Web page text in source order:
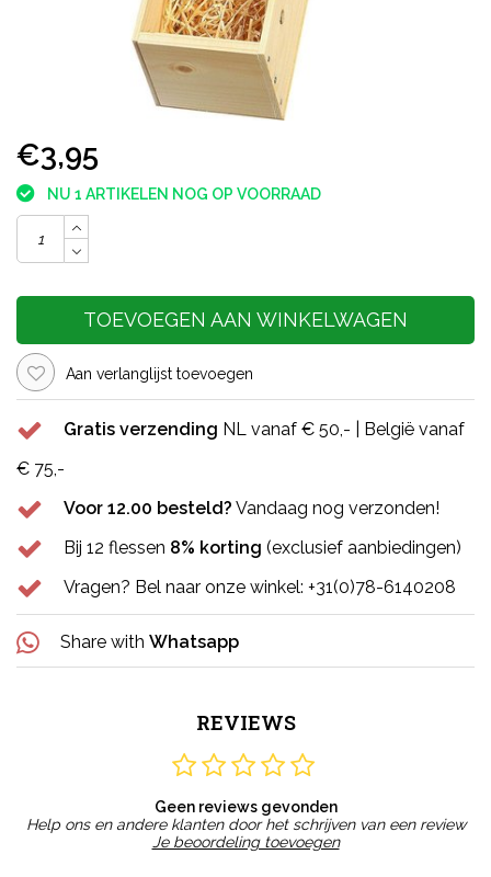
€3,95
NU 1 ARTIKELEN NOG OP VOORRAAD
TOEVOEGEN AAN WINKELWAGEN
Aan verlanglijst toevoegen
Gratis verzending NL vanaf € 50,- | België vanaf
€ 75,-
Voor 12.00 besteld? Vandaag nog verzonden!
Bij 12 flessen 8% korting (exclusief aanbiedingen)
Vragen? Bel naar onze winkel: +31(0)78-6140208
Share with Whatsapp
REVIEWS
Geen reviews gevonden
Help ons en andere klanten door het schrijven van een review
Je beoordeling toevoegen